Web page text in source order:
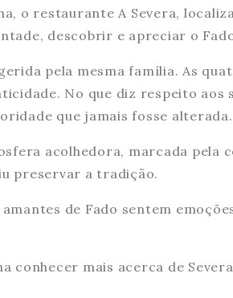
o restaurante A Severa,
descobrir e apreciar o
gerida pela mesma família. As
No que diz respeito
que jamais fosse alterada.
acolhedora, marcada pela
preservar a tradição.
amantes de Fado sentem
conhecer mais acerca de